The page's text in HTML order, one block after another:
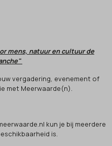
mens, natuur en cultuur de
vergadering, evenement of
met Meerwaarde(n).
kun je bij meerdere
is.